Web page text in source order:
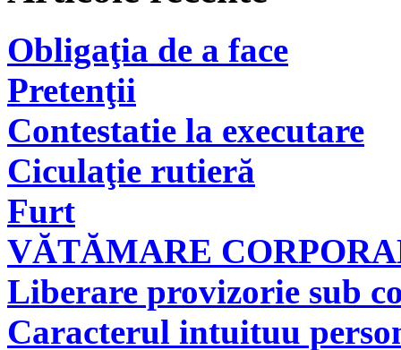
Obligaţia de a face
Pretenţii
Contestatie la executare
Ciculaţie rutieră
Furt
VĂTĂMARE
Liberare provizorie sub
Caracterul intuituu